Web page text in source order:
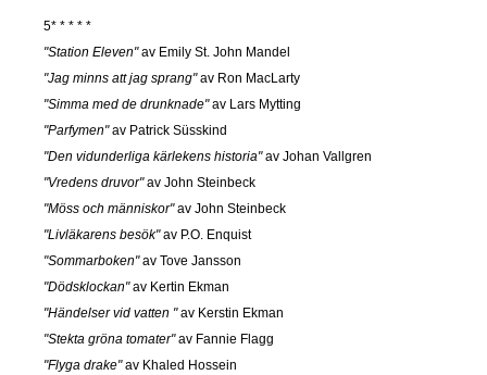
5* * * * *
"Station Eleven"av Emily St. John Mandel
"Jag minns att jag sprang"av Ron MacLarty
"Simma med de drunknade"av Lars Mytting
"Parfymen"av Patrick Süsskind
"Den vidunderliga kärlekens historia"av Johan Vallgren
"Vredens druvor"av John Steinbeck
"Möss och människor"av John Steinbeck
"Livläkarens besök"av P.O. Enquist
"Sommarboken"av Tove Jansson
"Dödsklockan"av Kertin Ekman
"Händelser vid vatten "av Kerstin Ekman
"Stekta gröna tomater"av Fannie Flagg
"Flyga drake"av Khaled Hossein